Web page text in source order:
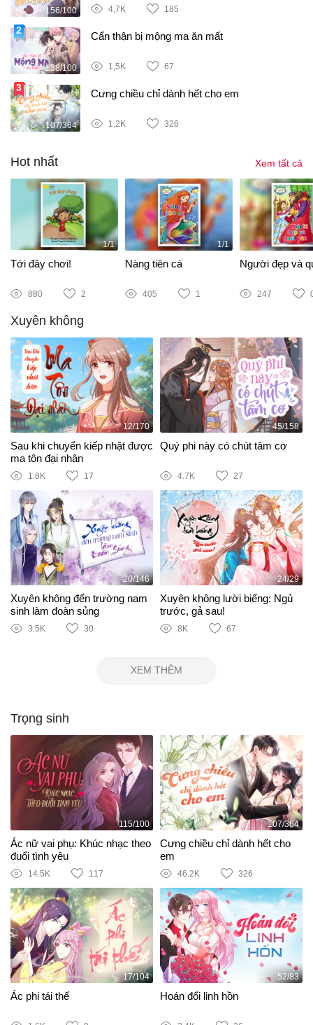
156/100 4,7K 185
138/100
Cẩn thận bị mộng ma ăn mất
1,5K 67
107/364
Cưng chiều chỉ dành hết cho em
1,2K 326
Hot nhất Xem tất cả
1/1
Tới đây chơi!
880 2
1/1
Nàng tiên cá
405 1
Người đẹp và
247
Xuyên không
12/170
Sau khi chuyển kiếp nhặt được
ma tôn đại nhân
1.8K 17
45/158
Quý phi này có chút tâm cơ
4.7K 27
20/146
Xuyên không đến trường nam
sinh làm đoàn sủng
3.5K 30
24/29
Xuyên không lười biếng: Ngủ
trước, gả sau!
8K 67
XEM THÊM
Trọng sinh
115/100
Ác nữ vai phụ: Khúc nhạc theo
đuổi tình yêu
14.5K 117
107/364
Cưng chiều chỉ dành hết cho
em
46.2K 326
17/104
Ác phi tái thế
52/83
Hoán đổi linh hồn